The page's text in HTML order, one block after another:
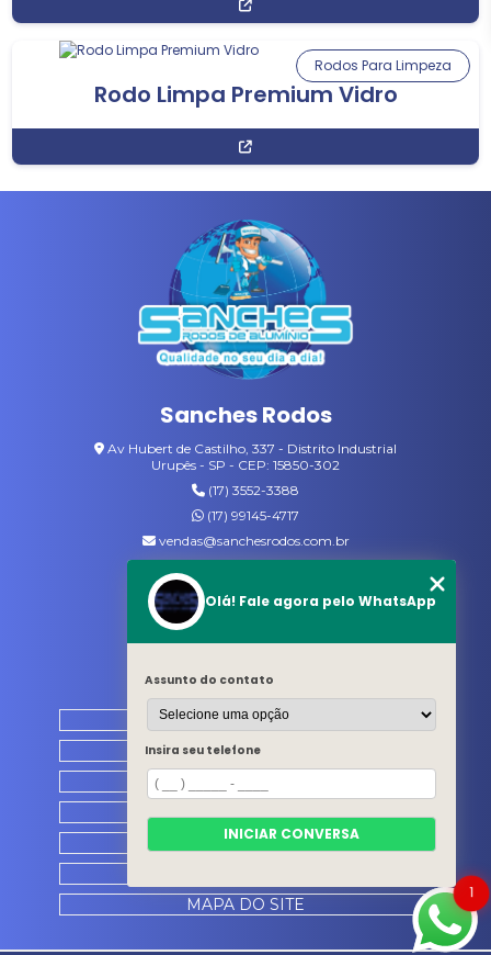
Rodo Limpa Premium Vidro
Rodos Para Limpeza
Sanches Rodos
Av Hubert de Castilho, 337 - Distrito Industrial
Urupês - SP - CEP: 15850-302
(17) 3552-3388
(17) 99145-4717
vendas@sanchesrodos.com.br
Siga-nos
MENU
HOME
QUEM SOMOS
PRODUTOS
CATÁLOGO
CONTATO
MAPA DO SITE
1
Olá! Fale agora pelo WhatsApp
Assunto do contato
Insira seu telefone
INICIAR CONVERSA